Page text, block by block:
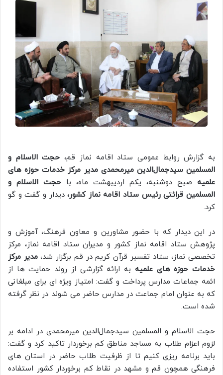
به گزارش روابط عمومی ستاد اقامه نماز قم، حجت الاسلام و
المسلمین سیدجمال‌الدین میرمحمدی مدیر مرکز خدمات حوزه های
علمیه صبح دوشنبه، یکم اردیبهشت ماه، با حجت الاسلام و
المسلمین قرائتی رئیس ستاد اقامه نماز کشور،دیدار و گفت و گو
کرد.
در این دیدار که با حضور مشاورین و معاون فرهنگ، آموزش و
پژوهش ستاد اقامه نماز کشور و مدیران ستاد اقامه نماز، مرکز
تخصصی نماز، ستاد تفسیر قرآن کریم در قم برگزار شد،مدیر مرکز
خدمات حوزه های علمیه به ارائه گزارشی از روند حمایت ها از
ائمه جماعات مدارس پرداخت و گفت: امتیاز ویژه ای برای مبلغانی
که به عنوان امام جماعت در مدارس حاضر می شوند در نظر گرفته
شده است.
حجت الاسلام و المسلمین سیدجمال‌الدین میرمحمدی در ادامه بر
لزوم اعزام طلاب به مساجد مناطق کم برخوردار تاکید کرد و گفت:
باید برنامه ریزی کنیم تا از ظرفیت طلاب حاضر در استان های
فرهنگی همچون قم و مشهد در نقاط کم برخوردار کشور استفاده